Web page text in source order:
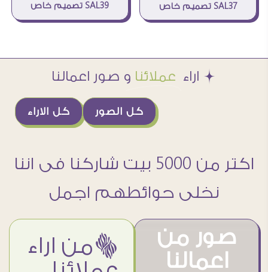
SAL37 تصميم خاص SAL39 تصميم خاص
Æ اراء عملائنا و صور اعمالنا
كل الاراء كل الصور
اكتر من 5000 بيت شاركنا فى اننا
نخلى حوائطهم اجمل
صور من
اعمالنا
ëمن اراء